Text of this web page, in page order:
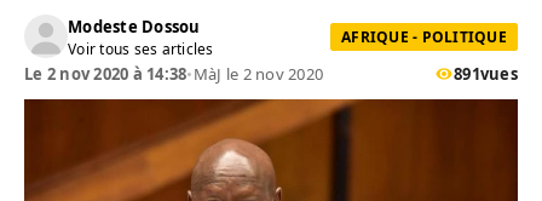
Modeste Dossou
Voir tous ses articles
AFRIQUE - POLITIQUE
Le 2 nov 2020 à 14:38•MàJ le 2 nov 2020 891vues